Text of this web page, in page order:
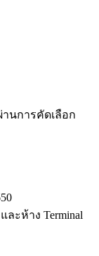
นการคัดเลือก
ะห้าง Terminal